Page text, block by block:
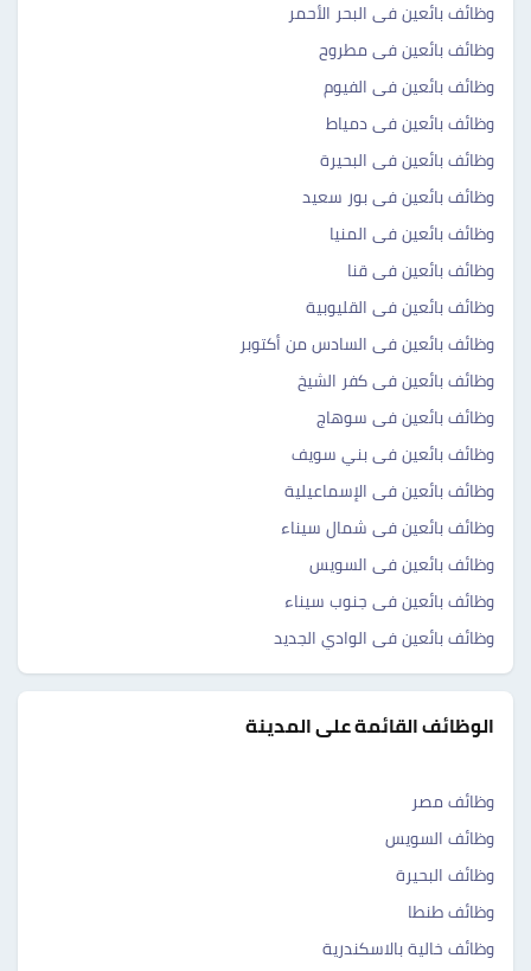
وظائف بائعين فى البحر الأحمر
وظائف بائعين فى مطروح
وظائف بائعين فى الفيوم
وظائف بائعين فى دمياط
وظائف بائعين فى البحيرة
وظائف بائعين فى بور سعيد
وظائف بائعين فى المنيا
وظائف بائعين فى قنا
وظائف بائعين فى القليوبية
وظائف بائعين فى السادس من أكتوبر
وظائف بائعين فى كفر الشيخ
وظائف بائعين فى سوهاج
وظائف بائعين فى بني سويف
وظائف بائعين فى الإسماعيلية
وظائف بائعين فى شمال سيناء
وظائف بائعين فى السويس
وظائف بائعين فى جنوب سيناء
وظائف بائعين فى الوادي الجديد
الوظائف القائمة على المدينة
وظائف مصر
وظائف السويس
وظائف البحيرة
وظائف طنطا
وظائف خالية بالاسكندرية